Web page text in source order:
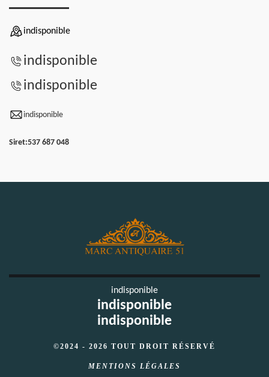
indisponible
indisponible
indisponible
indisponible
Siret:537 687 048
indisponible
indisponible
indisponible
©2024 - 2026 TOUT DROIT RÉSERVÉ
MENTIONS LÉGALES